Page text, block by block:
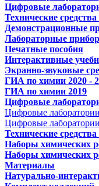
Цифровые
Технические
Демонстрационные
Лабораторные
Печатные пособия
Интерактивные
Экранно-звуковые
ГИА по химии 2020 -
ГИА по химии 2019
Цифровые
Цифровые
Цифровые
Технические
Наборы химических
Наборы химических
Материалы
Натурально-